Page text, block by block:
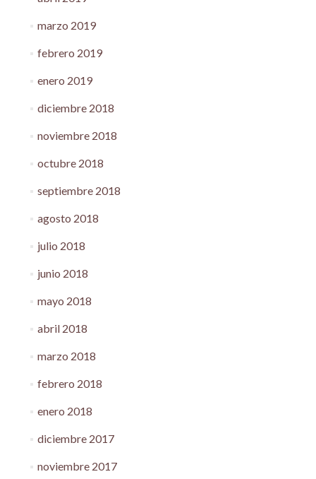
marzo 2019
febrero 2019
enero 2019
diciembre 2018
noviembre 2018
octubre 2018
septiembre 2018
agosto 2018
julio 2018
junio 2018
mayo 2018
abril 2018
marzo 2018
febrero 2018
enero 2018
diciembre 2017
noviembre 2017